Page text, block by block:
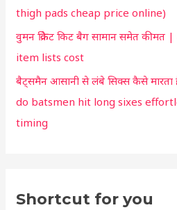
thigh pads cheap price online)
वुमन क्रिकेट किट बैग सामान समेत
item lists cost
बैट्समैन आसानी से लंबे सिक्स कैसे मारता
do batsmen hit long sixes
timing
Shortcut for you